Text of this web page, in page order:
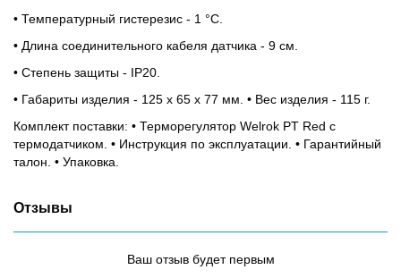
• Температурный гистерезис - 1 °С.
• Длина соединительного кабеля датчика - 9 см.
• Степень защиты - IP20.
• Габариты изделия - 125 x 65 x 77 мм. • Вес изделия - 115 г.
Комплект поставки: • Терморегулятор Welrok PT Red с
термодатчиком. • Инструкция по эксплуатации. • Гарантийный
талон. • Упаковка.
Отзывы
Ваш отзыв будет первым